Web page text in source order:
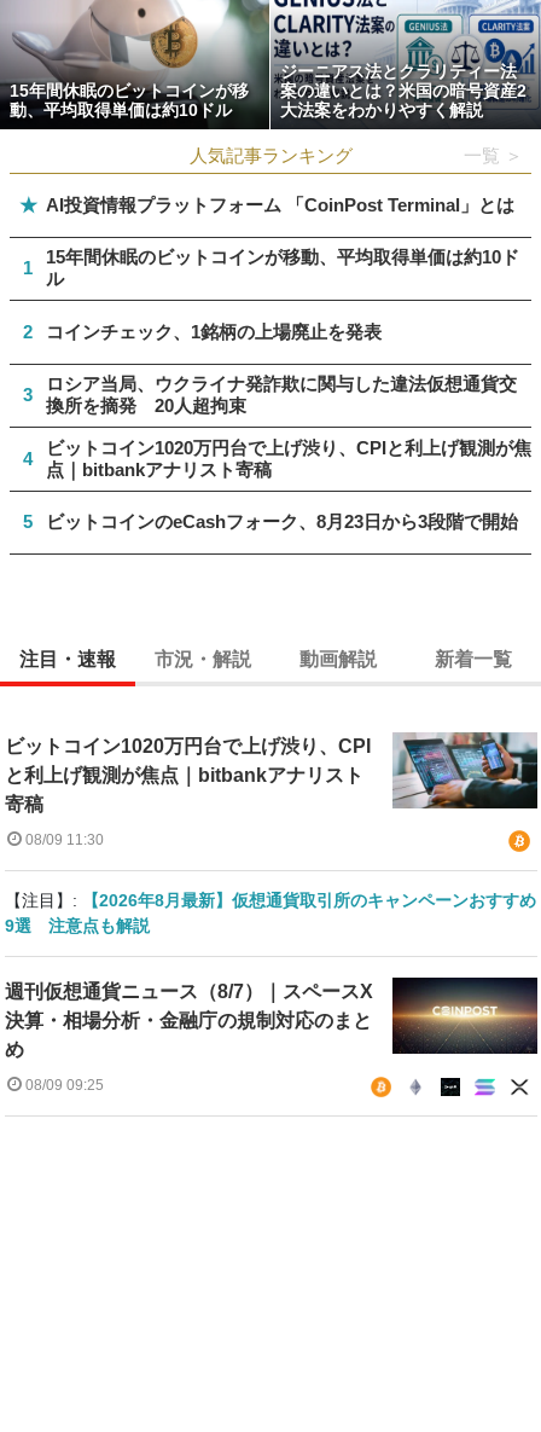
15年間休眠のビットコインが移
動、平均取得単価は約10ドル
ジーニアス法とクラリティー法
案の違いとは？米国の暗号資産2
大法案をわかりやすく解説
人気記事ランキング 一覧 ＞
★ AI投資情報プラットフォーム 「CoinPost Terminal」とは
1
15年間休眠のビットコインが移動、平均取得単価は約10ド
ル
2 コインチェック、1銘柄の上場廃止を発表
3
ロシア当局、ウクライナ発詐欺に関与した違法仮想通貨交
換所を摘発 20人超拘束
4
ビットコイン1020万円台で上げ渋り、CPIと利上げ観測が焦
点｜bitbankアナリスト寄稿
5 ビットコインのeCashフォーク、8月23日から3段階で開始
注目・速報 市況・解説 動画解説 新着一覧
ビットコイン1020万円台で上げ渋り、CPI
と利上げ観測が焦点｜bitbankアナリスト
寄稿
08/09 11:30
【注目】:
【2026年8月最新】仮想通貨取引所のキャンペーンおすすめ
9選 注意点も解説
週刊仮想通貨ニュース（8/7）｜スペースX
決算・相場分析・金融庁の規制対応のまと
め
08/09 09:25